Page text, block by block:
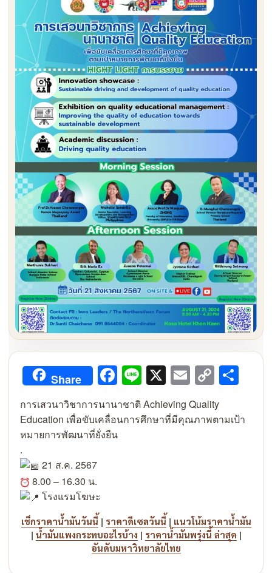
Share Facebook
Line
X Email
Copy
การเสวนาวิชาการนานาชาติ Achieving Quality
Education เพื่อขับเคลื่อนการศึกษาที่มีคุณภาพตามเป้า
หมายการพัฒนาที่ยั่งยืน
.
21 ส.ค. 2567
8.00 – 16.30 น.
โรงแรมโฆษะ
เช็กราคาน้ำมันวันนี้ | ราคาดีเซลวันนี้ | แนวโน้มราคาน้ำมัน
| น้ำมันแพงกระทบอะไรบ้าง | ราคาน้ำมันพรุ่งนี้ ล่าสุด |
อันดับมหาวิทยาลัยไทย